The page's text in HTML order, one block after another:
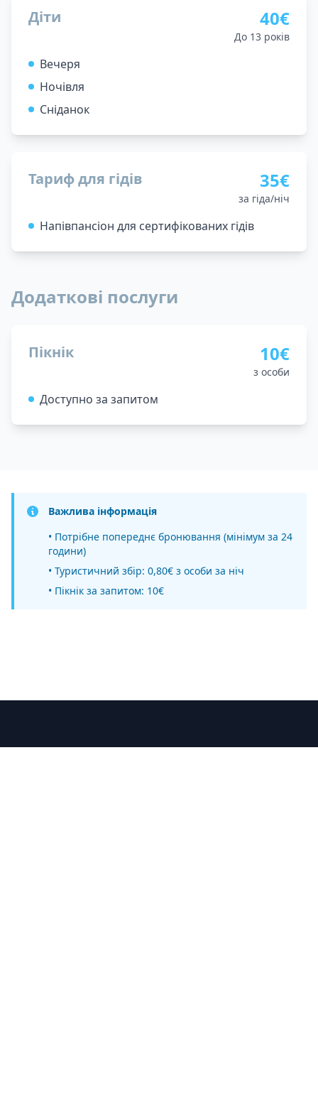
Діти 40€
До 13 років
Вечеря
Ночівля
Сніданок
Тариф для гідів 35€
за гіда/ніч
Напівпансіон для сертифікованих гідів
Додаткові послуги
Пікнік 10€
з особи
Доступно за запитом
Важлива інформація
• Потрібне попереднє бронювання (мінімум за 24
години)
• Туристичний збір: 0,80€ з особи за ніч
• Пікнік за запитом: 10€